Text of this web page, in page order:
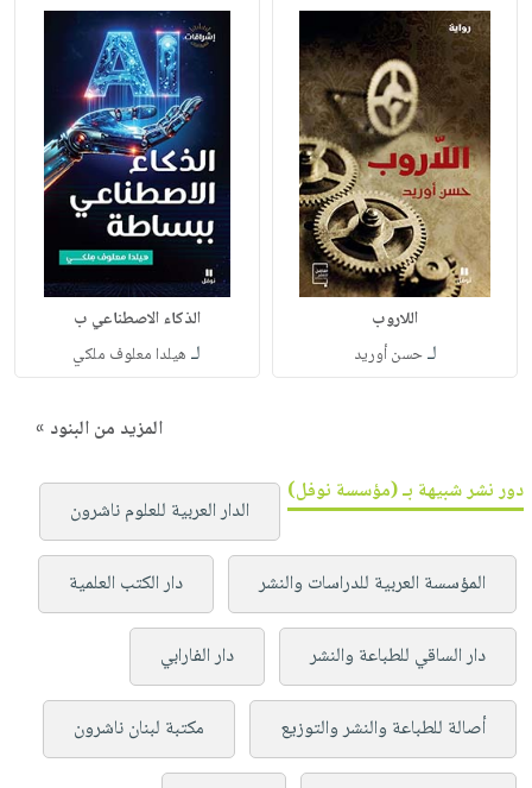
اللاروب
لـحسن أوريد
الذكاء الاصطناعي ب
لـ هيلدا معلوف ملكي
المزيد من البنود »
دور نشر شبيهة بـ (مؤسسة نوفل)
الدار العربية للعلوم ناشرون
المؤسسة العربية للدراسات والنشر دار الكتب العلمية
دار الساقي للطباعة والنشر دار الفارابي
أصالة للطباعة والنشر والتوزيع مكتبة لبنان ناشرون